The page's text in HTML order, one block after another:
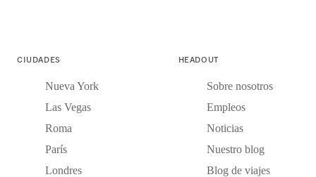
CIUDADES
Nueva York
Las Vegas
Roma
París
Londres
HEADOUT
Sobre nosotros
Empleos
Noticias
Nuestro blog
Blog de viajes